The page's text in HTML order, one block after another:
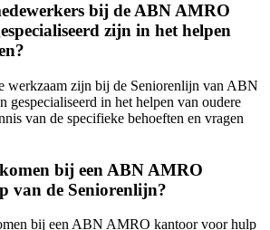
bij de ABN AMRO
zijn in het helpen
werkzaam zijn bij de Seniorenlijn van ABN
gespecialiseerd in het helpen van oudere
van de specifieke behoeften en vragen
bij een ABN AMRO
van de Seniorenlijn?
bij een ABN AMRO kantoor voor hulp